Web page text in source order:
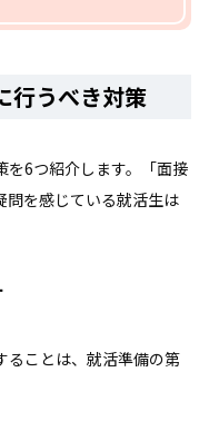
行うべき対策
を6つ紹介します。「面接
問を感じている就活生は
ることは、就活準備の第